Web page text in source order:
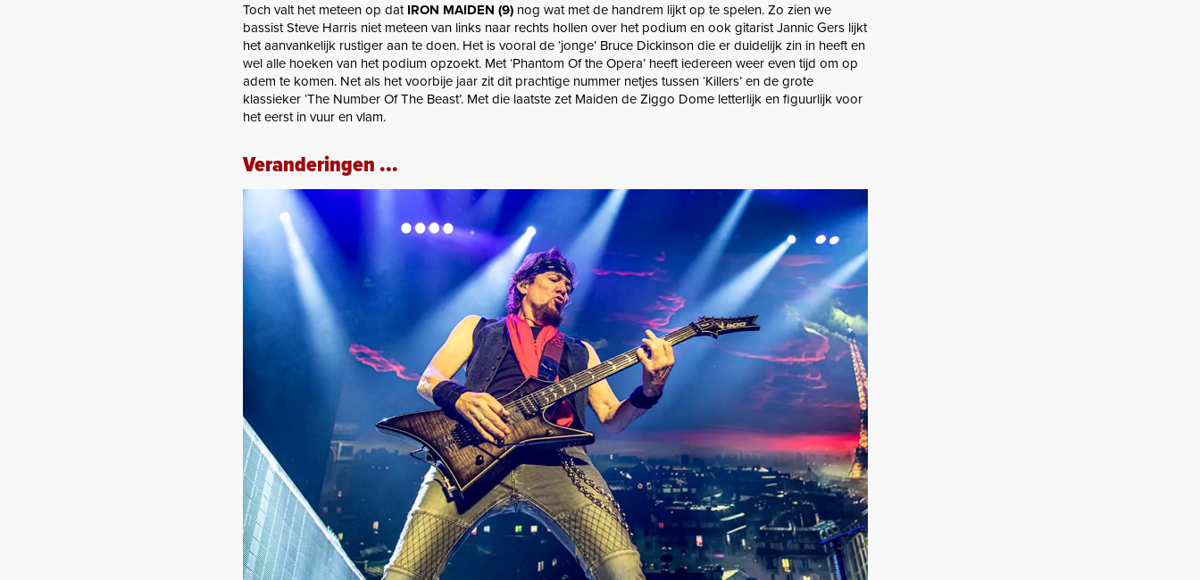
Toch valt het meteen op datIRON MAIDEN (9) nog wat met de handrem lijkt op te spelen. Zo zien we
bassist Steve Harris niet meteen van links naar rechts hollen over het podium en ook gitarist Jannic Gers lijkt
het aanvankelijk rustiger aan te doen. Het is vooral de ‘jonge’ Bruce Dickinson die er duidelijk zin in heeft en
wel alle hoeken van het podium opzoekt. Met ‘Phantom Of the Opera’ heeft iedereen weer even tijd om op
adem te komen. Net als het voorbije jaar zit dit prachtige nummer netjes tussen ‘Killers’ en de grote
klassieker ‘The Number Of The Beast’. Met die laatste zet Maiden de Ziggo Dome letterlijk en figuurlijk voor
het eerst in vuur en vlam.
Veranderingen ...